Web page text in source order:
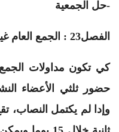
-حل الجمعية
الفصل23 : الجمع العام غير العادي ، النصاب
كي تكون مداولات
حضور ثلثي الأعضاء
وإدا لم يكتمل النصاب،